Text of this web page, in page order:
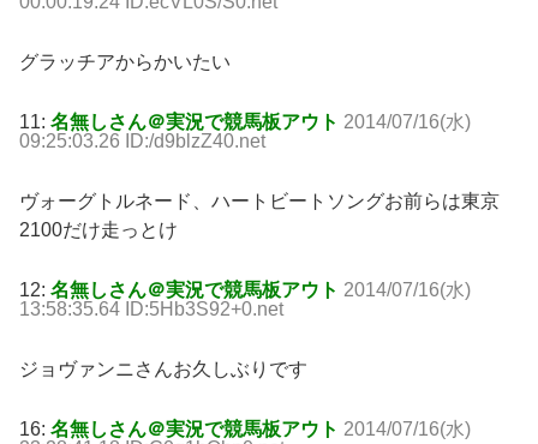
グラッチアからかいたい
11: 名無しさん＠実況で競馬板アウト 2014/07/16(水)
09:25:03.26 ID:/d9blzZ40.net
ヴォーグトルネード、ハートビートソングお前らは東京
2100だけ走っとけ
12: 名無しさん＠実況で競馬板アウト 2014/07/16(水)
13:58:35.64 ID:5Hb3S92+0.net
ジョヴァンニさんお久しぶりです
16: 名無しさん＠実況で競馬板アウト 2014/07/16(水)